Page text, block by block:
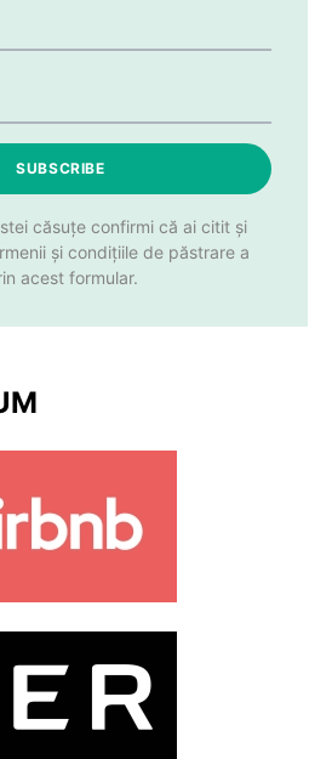
SUBSCRIBE
căsuțe confirmi că ai citit și
și condițiile de păstrare a
acest formular.